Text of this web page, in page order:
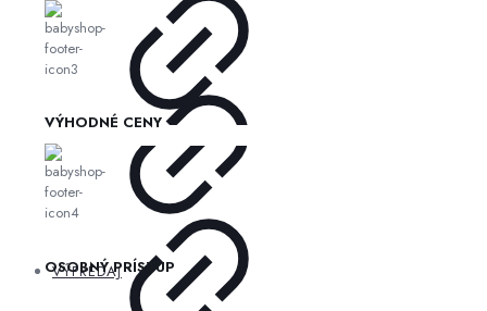
VÝPREDAJ
VÝHODNÉ CENY
OSOBNÝ PRÍSTUP